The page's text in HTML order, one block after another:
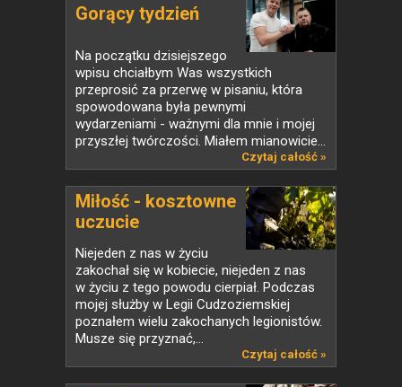
Gorący tydzień
Na początku dzisiejszego
wpisu chciałbym Was wszystkich
przeprosić za przerwę w pisaniu, która
spowodowana była pewnymi
wydarzeniami - ważnymi dla mnie i mojej
przyszłej twórczości. Miałem mianowicie...
Czytaj całość »
Miłość - kosztowne
uczucie
Niejeden z nas w życiu
zakochał się w kobiecie, niejeden z nas
w życiu z tego powodu cierpiał. Podczas
mojej służby w Legii Cudzoziemskiej
poznałem wielu zakochanych legionistów.
Musze się przyznać,...
Czytaj całość »